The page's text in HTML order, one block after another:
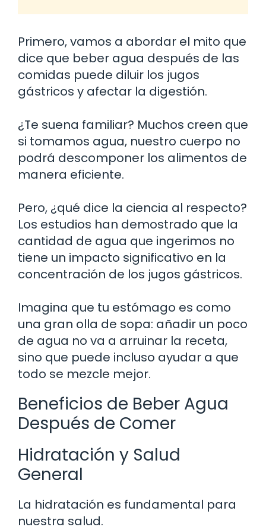
Primero, vamos a abordar el mito que
dice que beber agua después de las
comidas puede diluir los jugos
gástricos y afectar la digestión.
¿Te suena familiar? Muchos creen que
si tomamos agua, nuestro cuerpo no
podrá descomponer los alimentos de
manera eficiente.
Pero, ¿qué dice la ciencia al respecto?
Los estudios han demostrado que la
cantidad de agua que ingerimos no
tiene un impacto significativo en la
concentración de los jugos gástricos.
Imagina que tu estómago es como
una gran olla de sopa: añadir un poco
de agua no va a arruinar la receta,
sino que puede incluso ayudar a que
todo se mezcle mejor.
Beneficios de Beber Agua
Después de Comer
Hidratación y Salud
General
La hidratación es fundamental para
nuestra salud.